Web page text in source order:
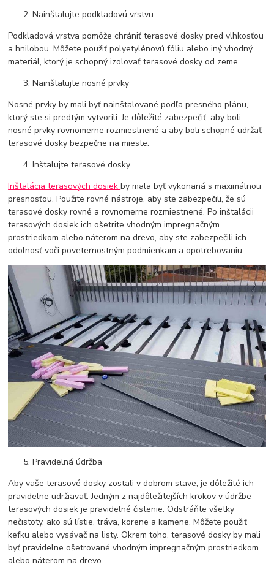
Nainštalujte podkladovú vrstvu
Podkladová vrstva pomôže chrániť terasové dosky pred vlhkosťou
a hnilobou. Môžete použiť polyetylénovú fóliu alebo iný vhodný
materiál, ktorý je schopný izolovať terasové dosky od zeme.
Nainštalujte nosné prvky
Nosné prvky by mali byť nainštalované podľa presného plánu,
ktorý ste si predtým vytvorili. Je dôležité zabezpečiť, aby boli
nosné prvky rovnomerne rozmiestnené a aby boli schopné udržať
terasové dosky bezpečne na mieste.
Inštalujte terasové dosky
Inštalácia terasových dosiekby mala byť vykonaná s maximálnou
presnosťou. Použite rovné nástroje, aby ste zabezpečili, že sú
terasové dosky rovné a rovnomerne rozmiestnené. Po inštalácii
terasových dosiek ich ošetrite vhodným impregnačným
prostriedkom alebo náterom na drevo, aby ste zabezpečili ich
odolnosť voči poveternostným podmienkam a opotrebovaniu.
Pravidelná údržba
Aby vaše terasové dosky zostali v dobrom stave, je dôležité ich
pravidelne udržiavať. Jedným z najdôležitejších krokov v údržbe
terasových dosiek je pravidelné čistenie. Odstráňte všetky
nečistoty, ako sú lístie, tráva, korene a kamene. Môžete použiť
kefku alebo vysávač na listy. Okrem toho, terasové dosky by mali
byť pravidelne ošetrované vhodným impregnačným prostriedkom
alebo náterom na drevo.